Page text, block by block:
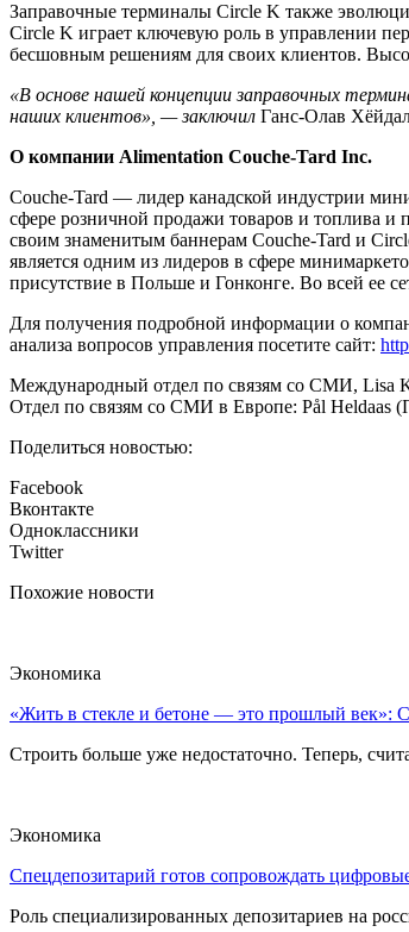
Заправочные терминалы Circle K также
Circle K играет ключевую роль в управлении
бесшовным решениям для своих клиентов.
«В основе нашей концепции заправочных
наших клиентов», — заключил Ганс-Олав
О компании Alimentation Couche-Tard Inc.
Couche-Tard — лидер канадской индустрии
сфере розничной продажи товаров и топлива и
своим знаменитым баннерам Couche-Tard и
является одним из лидеров в сфере
присутствие в Польше и Гонконге. Во всей ее
Для получения подробной информации о
анализа вопросов управления посетите сайт:
Международный отдел по связям со СМИ, Lisa
Отдел по связям со СМИ в Европе: Pål Heldaas
Поделиться новостью:
Facebook
Вконтакте
Одноклассники
Twitter
Похожие новости
Экономика
«Жить в стекле и бетоне — это прошлый век»:
Строить больше уже недостаточно. Теперь,
Экономика
Спецдепозитарий готов сопровождать
Роль специализированных депозитариев на